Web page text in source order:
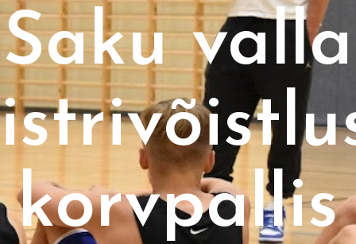
Saku valla
korvpallis